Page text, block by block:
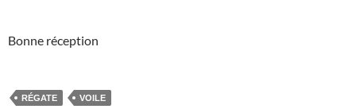
Bonne réception
RÉGATE VOILE